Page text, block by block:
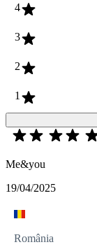
4
3
2
1
Me&you
19/04/2025
România